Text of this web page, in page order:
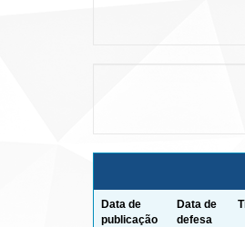
Data de
publicação
Data de
defesa